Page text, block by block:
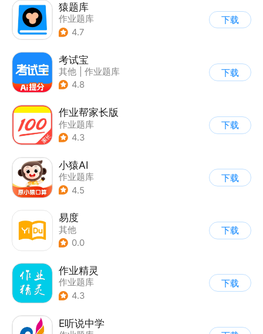
猿题库
作业题库
4.7
下载
考试宝
其他
作业题库
4.8
下载
作业帮家长版
作业题库
4.3
下载
小猿AI
作业题库
4.5
下载
易度
其他
0.0
下载
作业精灵
作业题库
4.3
下载
E听说中学